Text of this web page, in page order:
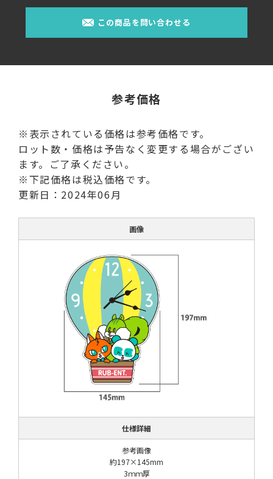
この商品を問い合わせる
参考価格
※表示されている価格は参考価格です。
ロット数・価格は予告なく変更する場合がござい
ます。ご了承ください。
※下記価格は税込価格です。
更新日：2024年06月
画像
仕様詳細
参考画像
約197×145mm
3ｍｍ厚